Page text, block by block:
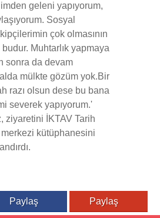
geleni yapıyorum,
Sosyal
çok olmasının
Muhtarlık yapmaya
sonra da devam
mülkte gözüm yok.Bir
razı olsun dese bu bana
severek yapıyorum.'
ziyaretini İKTAV Tarih
merkezi kütüphanesini
Paylaş Paylaş